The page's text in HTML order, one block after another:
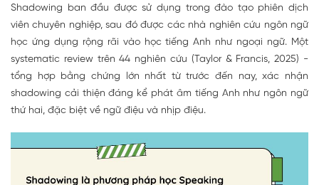
Shadowing ban đầu được sử dụng trong đào tạo phiên dịch
viên chuyên nghiệp, sau đó được các nhà nghiên cứu ngôn ngữ
học ứng dụng rộng rãi vào học tiếng Anh như ngoại ngữ. Một
systematic review trên 44 nghiên cứu (Taylor & Francis, 2025) -
tổng hợp bằng chứng lớn nhất từ trước đến nay, xác nhận
shadowing cải thiện đáng kể phát âm tiếng Anh như ngôn ngữ
thứ hai, đặc biệt về ngữ điệu và nhịp điệu.